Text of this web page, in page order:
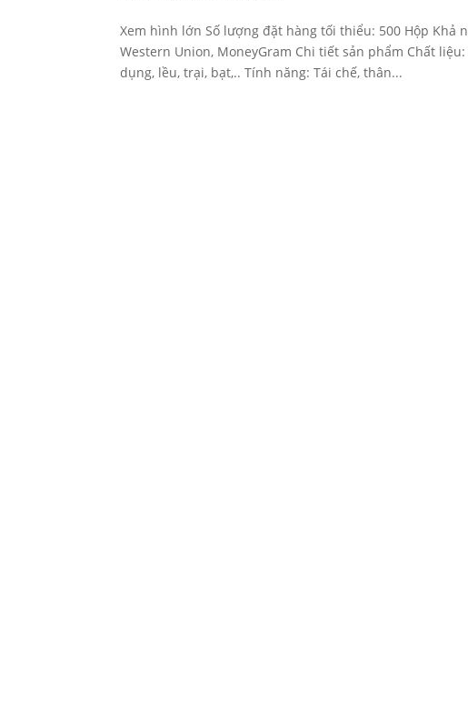
Xem hình lớn Số lượng đặt hàng tối thiểu: 500 Hộp Khả
Western Union, MoneyGram Chi tiết sản phẩm Chất
dụng, lều, trại, bạt,.. Tính năng: Tái chế, thân...